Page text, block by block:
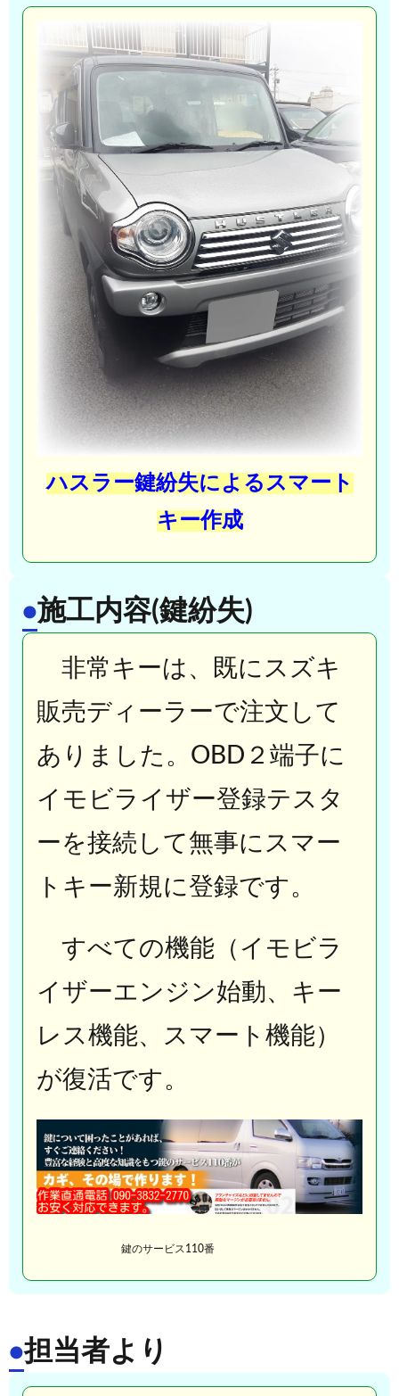
ハスラー鍵紛失によるスマート
キー作成
●施工内容(鍵紛失)
非常キーは、既にスズキ
販売ディーラーで注文して
ありました。OBD２端子に
イモビライザー登録テスタ
ーを接続して無事にスマー
トキー新規に登録です。
すべての機能（イモビラ
イザーエンジン始動、キー
レス機能、スマート機能）
が復活です。
鍵のサービス110番
●担当者より